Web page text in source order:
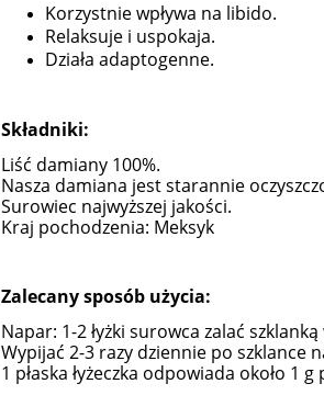
Płyn MICELARNY z Kolagenem i
Algami Colway
Korzystnie wpływa na libido.
Relaksuje i uspokaja.
Działa adaptogenne.
Składniki:
Liść damiany 100%.
Nasza damiana jest starannie
Surowiec najwyższej jakości.
Kraj pochodzenia: Meksyk
Zalecany sposób użycia:
Napar: 1-2 łyżki surowca zalać
Wypijać 2-3 razy dziennie po szklance
1 płaska łyżeczka odpowiada około 1